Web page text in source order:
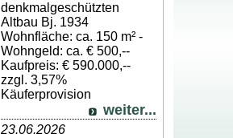
denkmalgeschützten
Altbau Bj. 1934
Wohnfläche: ca. 150 m² -
Wohngeld: ca. € 500,--
Kaufpreis: € 590.000,--
zzgl. 3,57%
Käuferprovision
weiter...
23.06.2026